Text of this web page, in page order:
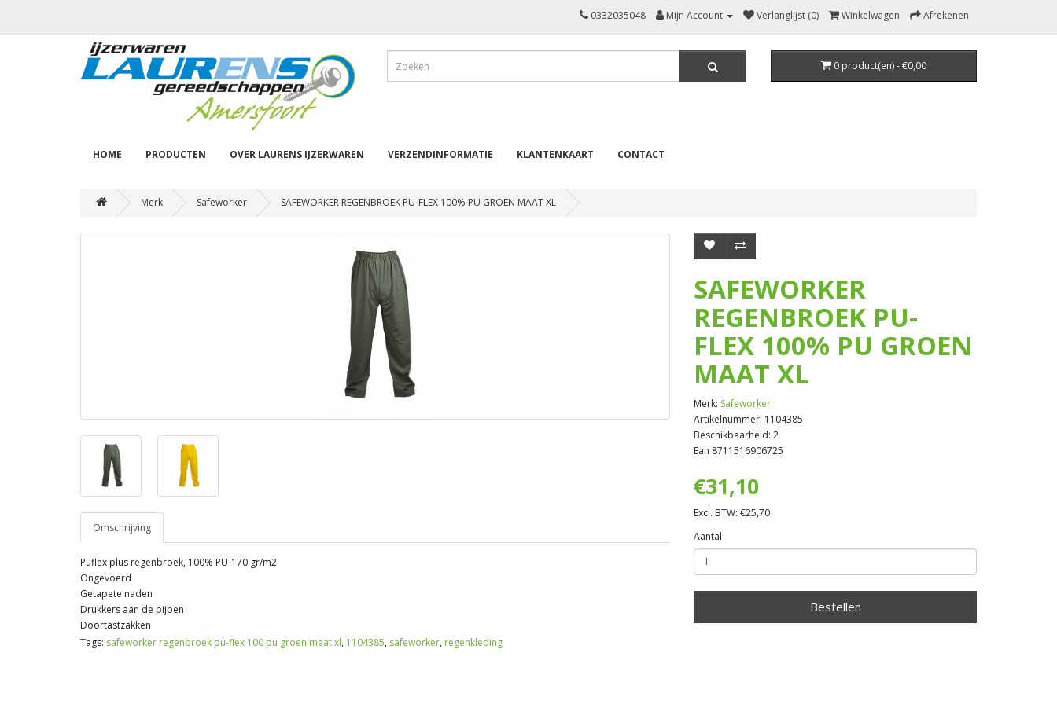
0332035048 Mijn Account Verlanglijst (0) Winkelwagen Afrekenen
0 product(en) - €0,00
HOME PRODUCTEN OVER LAURENS IJZERWAREN VERZENDINFORMATIE KLANTENKAART CONTACT
Merk Safeworker SAFEWORKER REGENBROEK PU-FLEX 100% PU GROEN MAAT XL
Omschrijving
Puflex plus regenbroek, 100% PU-170 gr/m2
Ongevoerd
Getapete naden
Drukkers aan de pijpen
Doortastzakken
SAFEWORKER
REGENBROEK PU-
FLEX 100% PU GROEN
MAAT XL
Merk: Safeworker
Artikelnummer: 1104385
Beschikbaarheid: 2
Ean 8711516906725
€31,10
Excl. BTW: €25,70
Aantal
Bestellen
Tags: safeworker regenbroek pu-flex 100 pu groen maat xl, 1104385, safeworker, regenkleding